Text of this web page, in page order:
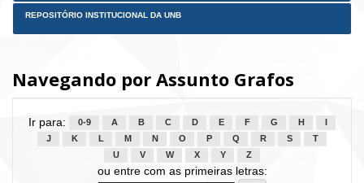
REPOSITÓRIO INSTITUCIONAL DA UNB
Navegando por Assunto Grafos
Ir para: 0-9 A B C D E F G H
J
K L M N O P Q R S
T
U
V W X Y Z
ou entre com as primeiras letras: